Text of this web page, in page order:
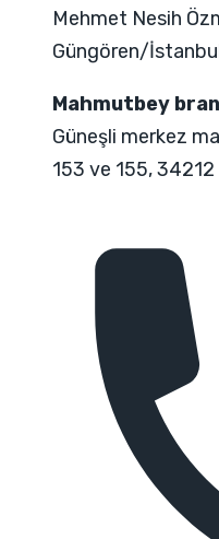
Mehmet Nesih
Güngören/
Mahmutbey
Güneşli merkez
153 ve 155,